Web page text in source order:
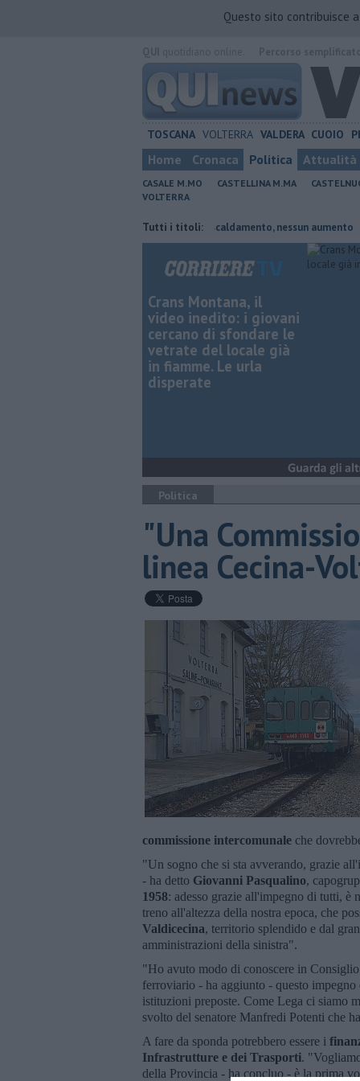
Questo sito contribuisce
TOSCANA VOLTERRA VALDERA CUOIO
Home Cronaca Politica Attualità
CASALE M.MO CASTELLINA M.MA
VOLTERRA
Tutti i titoli:
Tariffe del teleriscaldamento, nessun aumento
Crans Montana, il
video inedito: i giovani
cercano di sfondare le
vetrate del locale già
in fiamme. Le urla
disperate
Politica
"Una
linea Cecina-
commissione intercomunale che
"Un sogno che si sta avverando, grazie
- ha detto Giovanni Pasqualino,
1958: adesso grazie all'impegno di tutti, è
treno all'altezza della nostra epoca, che
Valdicecina, territorio splendido e dal
amministrazioni della sinistra".
"Ho avuto modo di conoscere in
ferroviario - ha aggiunto - questo
istituzioni preposte. Come Lega ci siamo
svolto del senatore Manfredi Potenti che
A fare da sponda potrebbero essere i
Infrastrutture e dei Trasporti.
della Provincia - ha concluo - è la prima